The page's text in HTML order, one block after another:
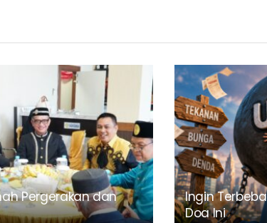
Pergerakan dan
Ingin
Doa Ini